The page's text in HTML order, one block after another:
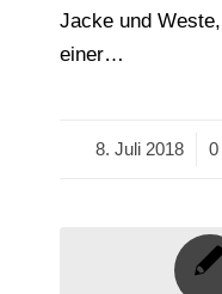
Jacke und
einer…
8. Juli 2018
/ 0